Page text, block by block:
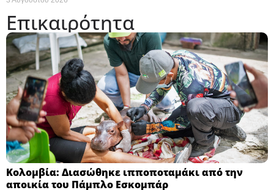
Επικαιρότητα
Κολομβία: Διασώθηκε ιπποποταμάκι από την
αποικία του Πάμπλο Εσκομπάρ ​